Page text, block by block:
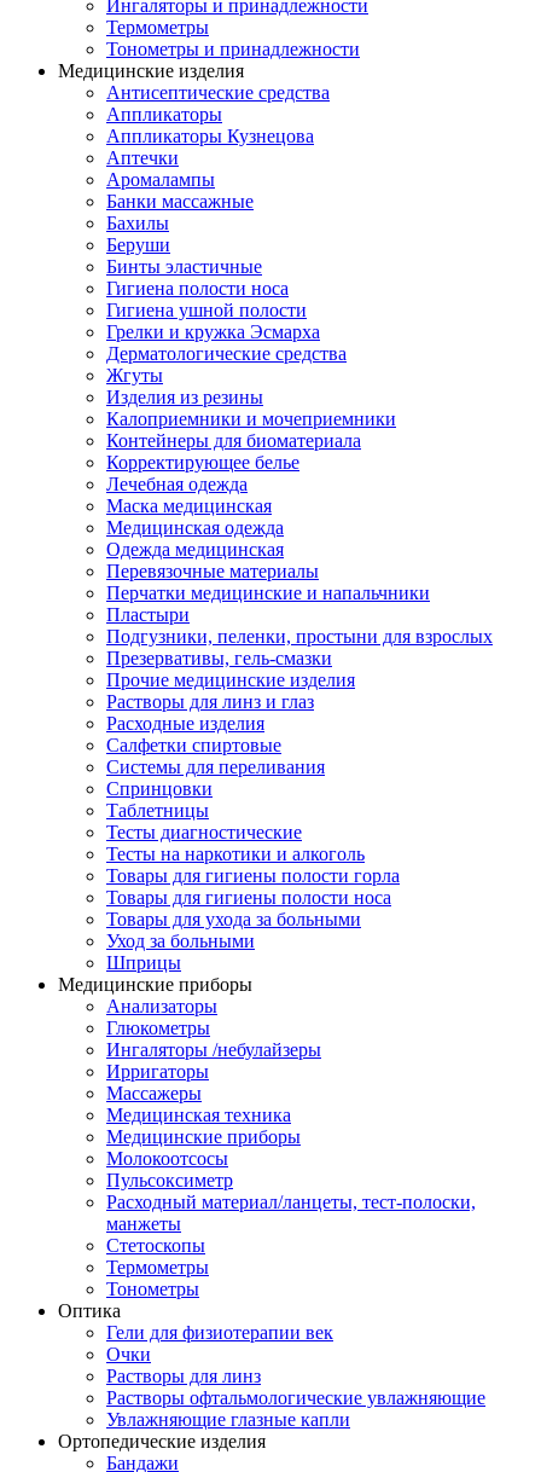
Ингаляторы и принадлежности
Термометры
Тонометры и принадлежности
Медицинские изделия
Антисептические средства
Аппликаторы
Аппликаторы Кузнецова
Аптечки
Аромалампы
Банки массажные
Бахилы
Беруши
Бинты эластичные
Гигиена полости носа
Гигиена ушной полости
Грелки и кружка Эсмарха
Дерматологические средства
Жгуты
Изделия из резины
Калоприемники и мочеприемники
Контейнеры для биоматериала
Корректирующее белье
Лечебная одежда
Маска медицинская
Медицинская одежда
Одежда медицинская
Перевязочные материалы
Перчатки медицинские и напальчники
Пластыри
Подгузники, пеленки, простыни для взрослых
Презервативы, гель-смазки
Прочие медицинские изделия
Растворы для линз и глаз
Расходные изделия
Салфетки спиртовые
Системы для переливания
Спринцовки
Таблетницы
Тесты диагностические
Тесты на наркотики и алкоголь
Товары для гигиены полости горла
Товары для гигиены полости носа
Товары для ухода за больными
Уход за больными
Шприцы
Медицинские приборы
Анализаторы
Глюкометры
Ингаляторы /небулайзеры
Ирригаторы
Массажеры
Медицинская техника
Медицинские приборы
Молокоотсосы
Пульсоксиметр
Расходный материал/ланцеты, тест-полоски,
манжеты
Стетоскопы
Термометры
Тонометры
Оптика
Гели для физиотерапии век
Очки
Растворы для линз
Растворы офтальмологические увлажняющие
Увлажняющие глазные капли
Ортопедические изделия
Бандажи